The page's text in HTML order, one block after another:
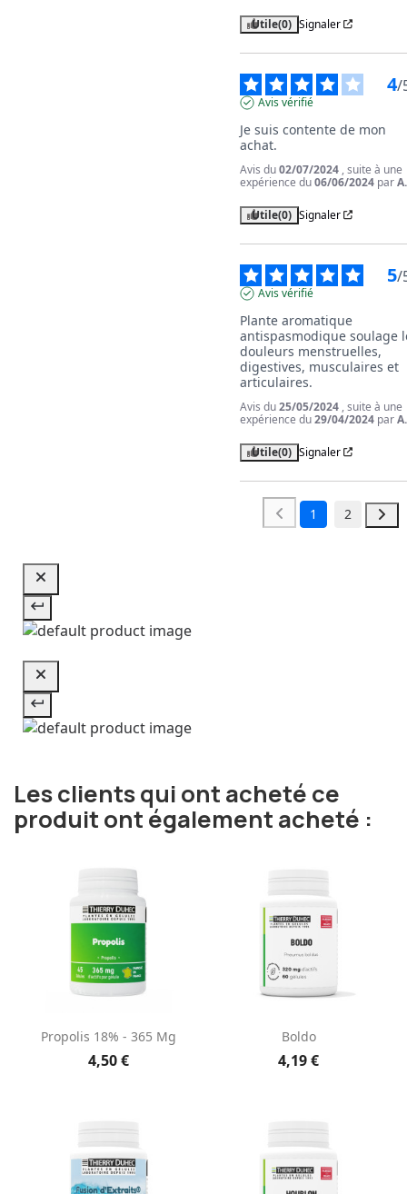
Utile(0) Signaler
4/
Avis vérifié
Je suis contente de mon
achat.
Avis du02/07/2024 , suite à une
expérience du06/06/2024 par
Utile(0) Signaler
5/
Avis vérifié
Plante aromatique
antispasmodique soulage
douleurs menstruelles,
digestives, musculaires et
articulaires.
Avis du25/05/2024 , suite à une
expérience du29/04/2024 par
Utile(0) Signaler
1 2
Les clients qui ont acheté ce
produit ont également acheté :
Propolis 18% - 365 Mg
4,50 €
Boldo
4,19 €